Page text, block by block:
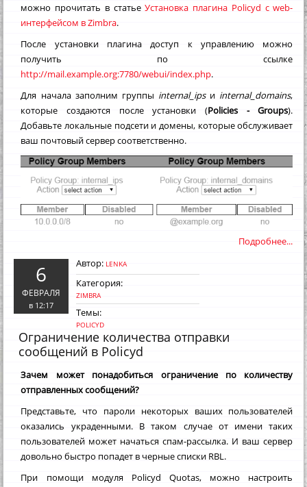
можно прочитать в статьеУстановка плагина Policyd с web-
интерфейсом в Zimbra.
После установки плагина доступ к управлению можно
получить по ссылке
http://mail.example.org:7780/webui/index.php.
Для начала заполним группы internal_ipsи internal_domains,
которые создаются после установки (Policies - Groups).
Добавьте локальные подсети и домены, которые обслуживает
ваш почтовый сервер соответственно.
Подробнее...
6
ФЕВРАЛЯ
в 12:17
Автор: LENKA
Категория:
ZIMBRA
Темы:
POLICYD
Ограничение количества отправки
сообщений в Policyd
Зачем может понадобиться ограничение по количеству
отправленных сообщений?
Представьте, что пароли некоторых ваших пользователей
оказались украденными. В таком случае от имени таких
пользователей может начаться спам-рассылка. И ваш сервер
довольно быстро попадет в черные списки RBL.
При помощи модуля Policyd Quotas, можно настроить